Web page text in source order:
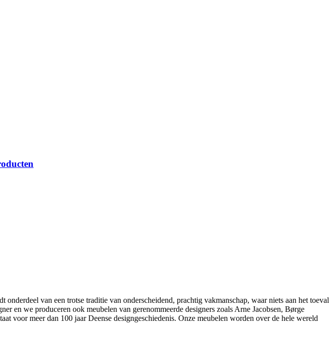
van een trotse traditie van onderscheidend, prachtig vakmanschap, waar niets aan het toeval
en we produceren ook meubelen van gerenommeerde designers zoals Arne Jacobsen, Børge
meer dan 100 jaar Deense designgeschiedenis. Onze meubelen worden over de hele wereld